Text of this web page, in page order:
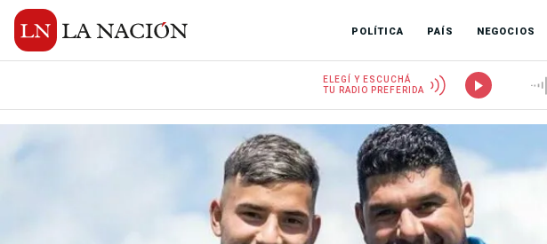
POLÍTICA PAÍS NEGOCIOS
ELEGÍ Y ESCUCHÁ
TU RADIO PREFERIDA